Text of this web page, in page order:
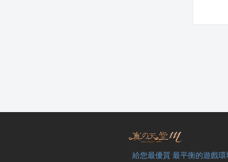
給您最優質 最平衡的遊戲